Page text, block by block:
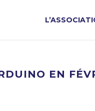
EN